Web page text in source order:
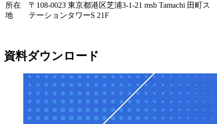
所在
地
〒108-0023 東京都港区芝浦3-1-21 msb Tamachi 田町ス
テーションタワーS 21F
資料ダウンロード